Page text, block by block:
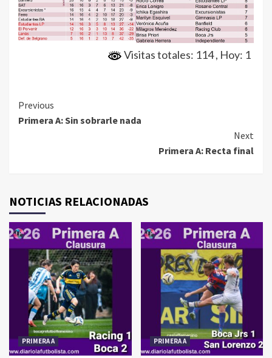
Visitas totales: 114, Hoy: 1
Continue
Reading
Previous
Primera A: Sin sobrarle nada
Next
Primera A: Recta final
NOTICIAS RELACIONADAS
PRIMERA A PRIMERA A